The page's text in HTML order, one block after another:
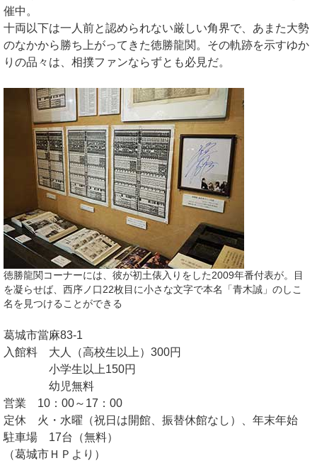
催中。
十両以下は一人前と認められない厳しい角界で、あまた大勢
のなかから勝ち上がってきた徳勝龍関。その軌跡を示すゆか
りの品々は、相撲ファンならずとも必見だ。
徳勝龍関コーナーには、彼が初土俵入りをした2009年番付表が。目
を凝らせば、西序ノ口22枚目に小さな文字で本名「青木誠」のしこ
名を見つけることができる
葛城市當麻83-1
入館料 大人（高校生以上）300円
小学生以上150円
幼児無料
営業 10：00～17：00
定休 火・水曜（祝日は開館、振替休館なし）、年末年始
駐車場 17台（無料）
（葛城市ＨＰより）